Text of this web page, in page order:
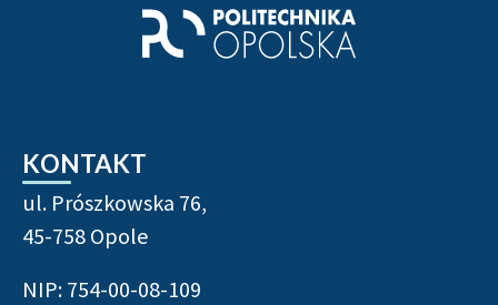
KONTAKT
ul. Prószkowska 76,
45-758 Opole
NIP: 754-00-08-109